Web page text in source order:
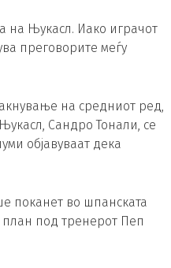
на Њукасл. Иако играчот
преговорите меѓу
на средниот ред,
Сандро Тонали, се
објавуваат дека
поканет во шпанската
план под тренерот Пеп